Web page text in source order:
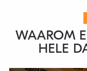
WAAROM
HELE